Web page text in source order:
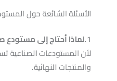
الأسئلة الشائعة حول
1. لماذا أحتاج إلى مستودع
لأن المستودعات الصناعية
والمنتجات النهائية.